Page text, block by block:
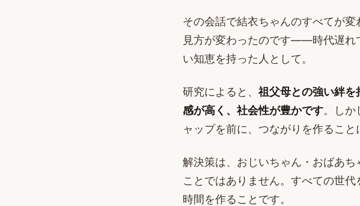
その会話で結衣ちゃんのすべてが
見方が変わったのです——時代遅れ
い知恵を持った人として。
研究によると、 祖父母との強い絆
感が高く、社会性が豊かです。しか
ャップを前に、つながりを作ること
解決策は、おじいちゃん・おばあ
ことではありません。すべての世
時間を作ることです。